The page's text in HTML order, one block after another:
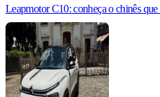
Leapmotor C10: conheça o chinês